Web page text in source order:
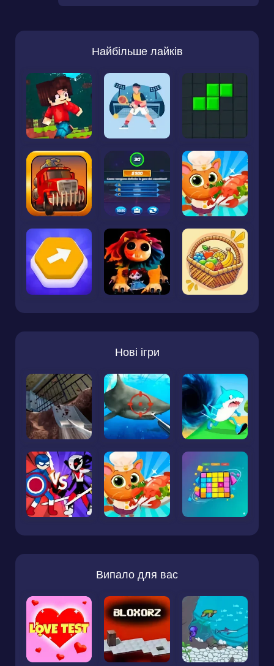
Найбільше лайків
Нові ігри
Випало для вас